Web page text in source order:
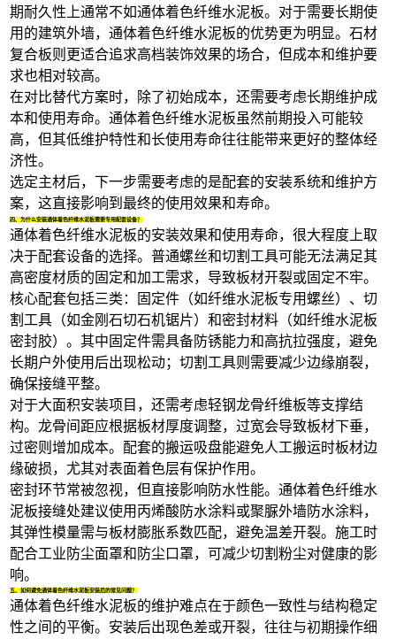
期耐久性上通常不如通体着色纤维水泥板。对于需要长期使
用的建筑外墙，通体着色纤维水泥板的优势更为明显。 石材
复合板则更适合追求高档装饰效果的场合，但成本和维护要
求也相对较高。
在对比替代方案时，除了初始成本，还需要考虑长期维护成
本和使用寿命。通体着色纤维水泥板虽然前期投入可能较
高，但其低维护特性和长使用寿命往往能带来更好的整体经
济性。
选定主材后，下一步需要考虑的是配套的安装系统和维护方
案，这直接影响到最终的使用效果和寿命。
四、为什么安装通体着色纤维水泥板需要专用配套设备？
通体着色纤维水泥板的安装效果和使用寿命，很大程度上取
决于配套设备的选择。普通螺丝和切割工具可能无法满足其
高密度材质的固定和加工需求，导致板材开裂或固定不牢。
核心配套包括三类：固定件（如纤维水泥板专用螺丝）、切
割工具（如金刚石切石机锯片）和密封材料（如纤维水泥板
密封胶）。其中固定件需具备防锈能力和高抗拉强度，避免
长期户外使用后出现松动；切割工具则需要减少边缘崩裂，
确保接缝平整。
对于大面积安装项目，还需考虑轻钢龙骨纤维板等支撑结
构。龙骨间距应根据板材厚度调整，过宽会导致板材下垂，
过密则增加成本。配套的搬运吸盘能避免人工搬运时板材边
缘破损，尤其对表面着色层有保护作用。
密封环节常被忽视，但直接影响防水性能。通体着色纤维水
泥板接缝处建议使用 丙烯酸防水涂料或聚脲外墙防水涂料，
其弹性模量需与板材膨胀系数匹配，避免温差开裂。施工时
配合工业防尘面罩和 防尘口罩，可减少切割粉尘对健康的影
响。
五、如何避免通体着色纤维水泥板安装后的常见问题？
通体着色纤维水泥板的维护难点在于颜色一致性与结构稳定
性之间的平衡。安装后出现色差或开裂，往往与初期操作细